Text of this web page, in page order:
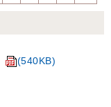
(540KB)